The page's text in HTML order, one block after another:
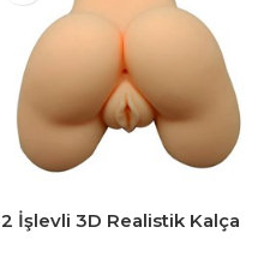
2 İşlevli 3D Realistik Kalça